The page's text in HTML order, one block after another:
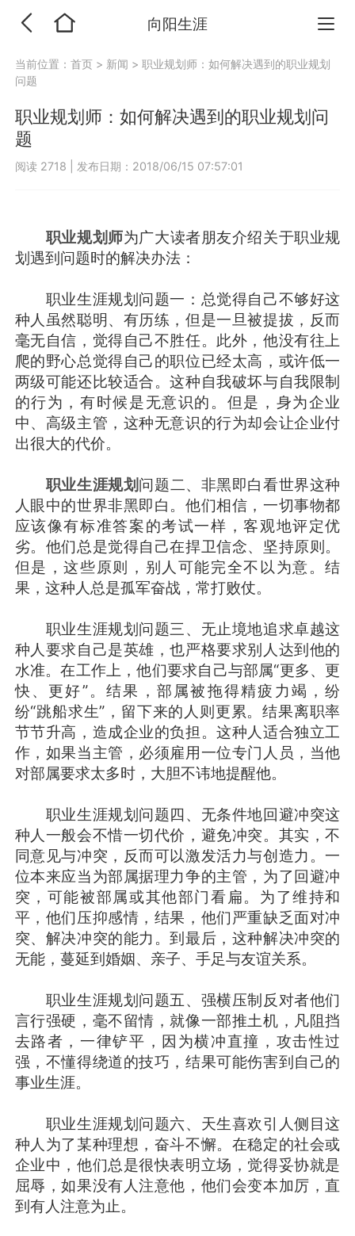
向阳生涯
当前位置：首页 > 新闻 >职业规划师：如何解决遇到的职业规划
问题
职业规划师：如何解决遇到的职业规划问
题
阅读 2718 发布日期：2018/06/15 07:57:01
职业规划师为广大读者朋友介绍关于职业规
划遇到问题时的解决办法：
职业生涯规划问题一：总觉得自己不够好这
种人虽然聪明、有历练，但是一旦被提拔，反而
毫无自信，觉得自己不胜任。此外，他没有往上
爬的野心总觉得自己的职位已经太高，或许低一
两级可能还比较适合。这种自我破坏与自我限制
的行为，有时候是无意识的。但是，身为企业
中、高级主管，这种无意识的行为却会让企业付
出很大的代价。
职业生涯规划 问题二、非黑即白看世界这种
人眼中的世界非黑即白。他们相信，一切事物都
应该像有标准答案的考试一样，客观地评定优
劣。他们总是觉得自己在捍卫信念、坚持原则。
但是，这些原则，别人可能完全不以为意。结
果，这种人总是孤军奋战，常打败仗。
职业生涯规划问题三、无止境地追求卓越这
种人要求自己是英雄，也严格要求别人达到他的
水准。在工作上，他们要求自己与部属“更多、更
快、更好”。结果，部属被拖得精疲力竭，纷
纷“跳船求生”，留下来的人则更累。结果离职率
节节升高，造成企业的负担。这种人适合独立工
作，如果当主管，必须雇用一位专门人员，当他
对部属要求太多时，大胆不讳地提醒他。
职业生涯规划问题四、无条件地回避冲突这
种人一般会不惜一切代价，避免冲突。其实，不
同意见与冲突，反而可以激发活力与创造力。一
位本来应当为部属据理力争的主管，为了回避冲
突，可能被部属或其他部门看扁。为了维持和
平，他们压抑感情，结果，他们严重缺乏面对冲
突、解决冲突的能力。到最后，这种解决冲突的
无能，蔓延到婚姻、亲子、手足与友谊关系。
职业生涯规划问题五、强横压制反对者他们
言行强硬，毫不留情，就像一部推土机，凡阻挡
去路者，一律铲平，因为横冲直撞，攻击性过
强，不懂得绕道的技巧，结果可能伤害到自己的
事业生涯。
职业生涯规划问题六、天生喜欢引人侧目这
种人为了某种理想，奋斗不懈。在稳定的社会或
企业中，他们总是很快表明立场，觉得妥协就是
屈辱，如果没有人注意他，他们会变本加厉，直
到有人注意为止。